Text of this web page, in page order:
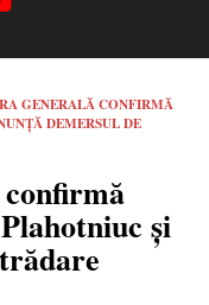
GENERALĂ CONFIRMĂ
DEMERSUL DE
și